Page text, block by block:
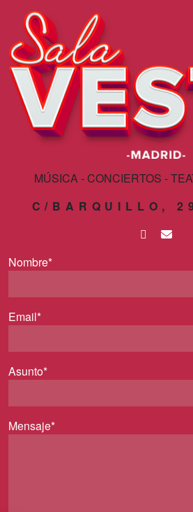
MÚSICA - CONCIERTOS -
C/BARQUILLO,
Nombre*
Email*
Asunto*
Mensaje*